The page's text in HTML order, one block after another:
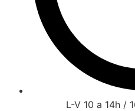
L-V 10 a 14h /